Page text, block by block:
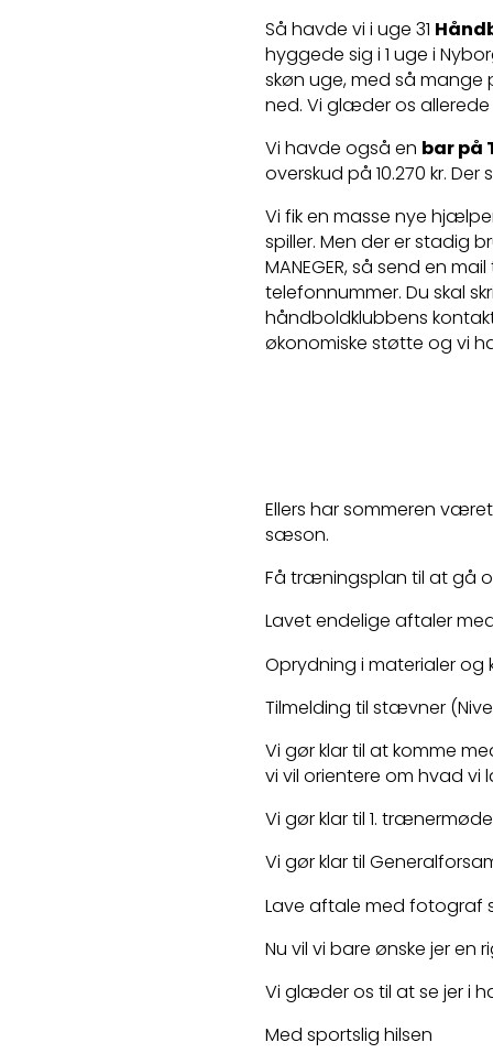
Så havde vi i uge 31
hyggede sig i 1 uge i
skøn uge, med så
ned. Vi glæder os
Vi havde også en bar på
overskud på 10.270 kr.
Vi fik en masse nye
spiller. Men der er stadig
MANEGER, så send en
telefonnummer. Du skal
håndboldklubbens
økonomiske støtte og vi
Ellers har sommeren
sæson.
Få træningsplan til at gå
Lavet endelige aftaler
Oprydning i materialer og
Tilmelding til stævner
Vi gør klar til at komme
vi vil orientere om hvad
Vi gør klar til 1. trænermøde
Vi gør klar til
Lave aftale med fotograf
Nu vil vi bare ønske jer
Vi glæder os til at se jer i
Med sportslig hilsen